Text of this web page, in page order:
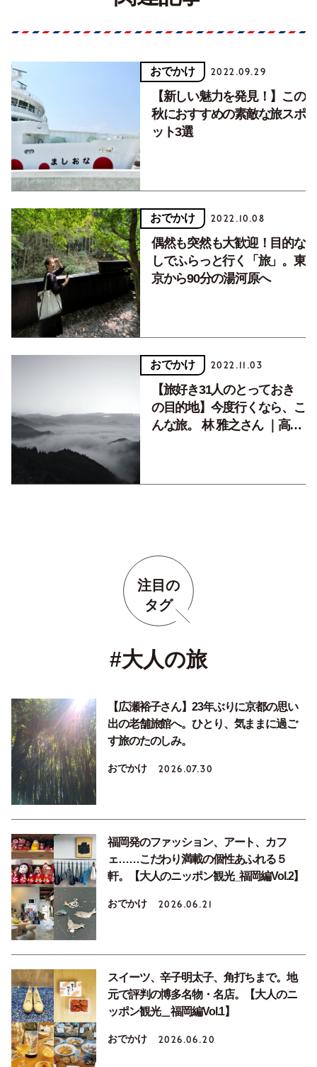
おでかけ 2022.09.29
【新しい魅力を発見！】この
秋におすすめの素敵な旅スポ
ット3選
おでかけ 2022.10.08
偶然も突然も大歓迎！目的な
しでふらっと行く「旅」。東
京から90分の湯河原へ
おでかけ 2022.11.03
【旅好き31人のとっておき
の目的地】今度行くなら、こ
んな旅。 林 雅之さん ｜高千
注目の
タグ
#大人の旅
【広瀬裕子さん】23年ぶりに京都の思い
出の老舗旅館へ。ひとり、気ままに過ご
す旅のたのしみ。
おでかけ 2026.07.30
福岡発のファッション、アート、カフ
ェ……こだわり満載の個性あふれる５
軒。【大人のニッポン観光_福岡編Vol.2】
おでかけ 2026.06.21
スイーツ、辛子明太子、角打ちまで。地
元で評判の博多名物・名店。【大人のニ
ッポン観光＿福岡編Vol.1】
おでかけ 2026.06.20